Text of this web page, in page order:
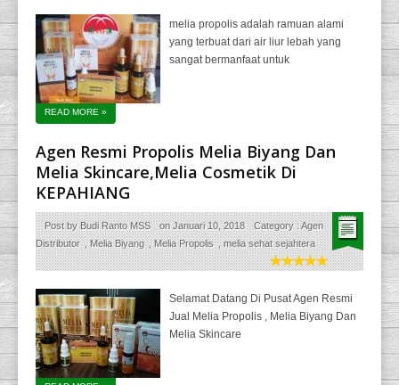
melia propolis adalah ramuan alami
yang terbuat dari air liur lebah yang
sangat bermanfaat untuk
READ MORE »
Agen Resmi Propolis Melia Biyang Dan
Melia Skincare,Melia Cosmetik Di
KEPAHIANG
Post byBudi Ranto MSS onJanuari 10, 2018 Category :Agen
Distributor ,Melia Biyang ,Melia Propolis ,melia sehat sejahtera
Selamat Datang Di Pusat Agen Resmi
Jual Melia Propolis , Melia Biyang Dan
Melia Skincare